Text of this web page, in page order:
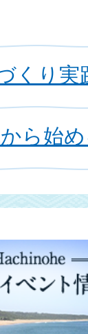
くり実
ら始